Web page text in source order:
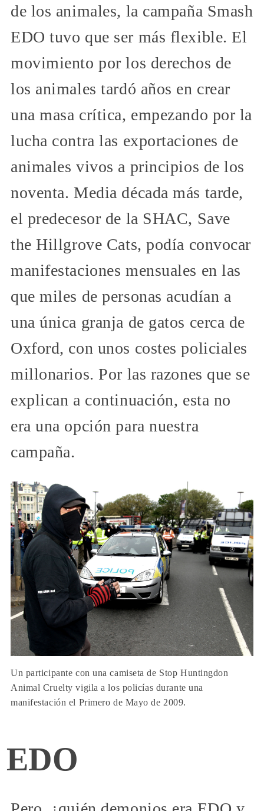
de los animales, la campaña Smash
EDO tuvo que ser más flexible. El
movimiento por los derechos de
los animales tardó años en crear
una masa crítica, empezando por la
lucha contra las exportaciones de
animales vivos a principios de los
noventa. Media década más tarde,
el predecesor de la SHAC, Save
the Hillgrove Cats, podía convocar
manifestaciones mensuales en las
que miles de personas acudían a
una única granja de gatos cerca de
Oxford, con unos costes policiales
millonarios. Por las razones que se
explican a continuación, esta no
era una opción para nuestra
campaña.
Un participante con una camiseta de Stop Huntingdon
Animal Cruelty vigila a los policías durante una
manifestación el Primero de Mayo de 2009.
EDO